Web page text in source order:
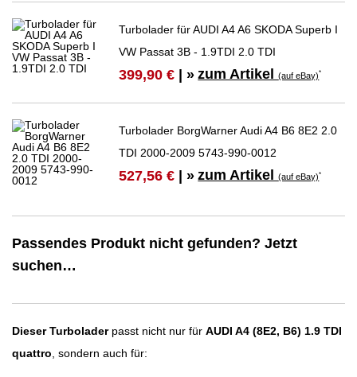
Turbolader für AUDI A4 A6 SKODA Superb I
VW Passat 3B - 1.9TDI 2.0 TDI
399,90 € | » zum Artikel(auf eBay)*
Turbolader BorgWarner Audi A4 B6 8E2 2.0
TDI 2000-2009 5743-990-0012
527,56 € | » zum Artikel(auf eBay)*
Passendes Produkt nicht gefunden? Jetzt
suchen…
Dieser Turboladerpasst nicht nur für AUDI A4 (8E2, B6) 1.9 TDI
quattro, sondern auch für: